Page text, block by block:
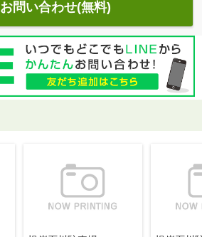
お問い合わせ(無料)